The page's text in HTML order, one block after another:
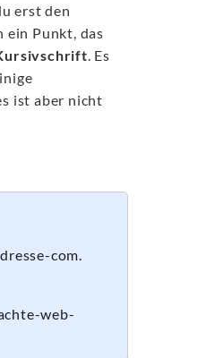
erst den
ein Punkt, das
. Es
ist aber nicht
com.
web-